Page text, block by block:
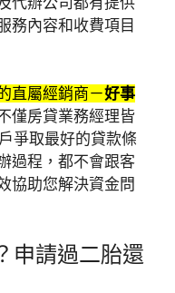
務內容和收費項目
直屬經銷商－好事
僅房貸業務經理皆
爭取最好的貸款條
過程，都不會跟客
協助您解決資金問
申請過二胎還